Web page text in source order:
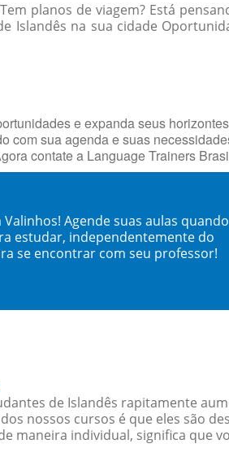
planos de viagem? Está
Islandês na sua cidade
e expanda seus
com sua agenda e suas
contate a Language Trainers
Agende suas aulas quando
estudar, independentemente do
se encontrar com seu professor!
de Islandês rapitamente
nossos cursos é que eles são
maneira individual, significa que